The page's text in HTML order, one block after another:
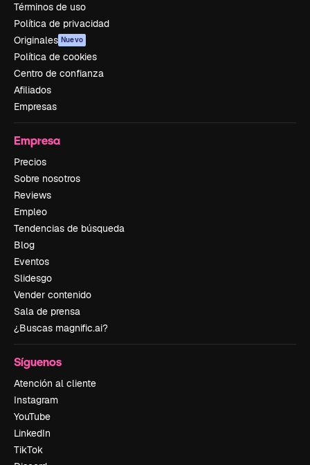
Términos de uso
Política de privacidad
Originales Nuevo
Política de cookies
Centro de confianza
Afiliados
Empresas
Empresa
Precios
Sobre nosotros
Reviews
Empleo
Tendencias de búsqueda
Blog
Eventos
Slidesgo
Vender contenido
Sala de prensa
¿Buscas magnific.ai?
Síguenos
Atención al cliente
Instagram
YouTube
LinkedIn
TikTok